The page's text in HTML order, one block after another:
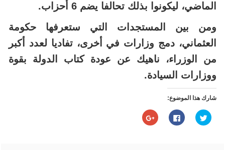
الماضي، ليكونوا بذلك تحالفا يضم 6 أحزاب.
ومن بين المستجدات التي ستعرفها حكومة
العثماني، دمج وزارات في أخرى، تفاديا لعدد أكبر
من الوزراء، ناهيك عن عودة كتاب الدولة بقوة
ووزارات السيادة.
شارك هذا الموضوع:
اضغط
للمشاركة
على
انقر
للمشاركة
على
اضغط
للمشاركة
على